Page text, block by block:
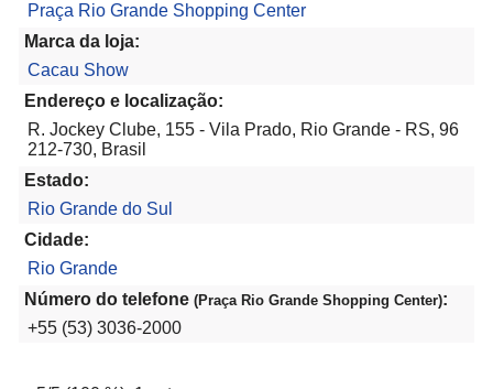
Praça Rio Grande Shopping Center
Marca da loja:
Cacau Show
Endereço e localização:
R. Jockey Clube, 155 - Vila Prado, Rio Grande - RS, 96
212-730, Brasil
Estado:
Rio Grande do Sul
Cidade:
Rio Grande
Número do telefone (Praça Rio Grande Shopping Center):
+55 (53) 3036-2000